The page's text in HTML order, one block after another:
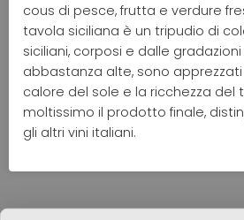
cous di pesce, frutta e verdure
tavola siciliana è un tripudio di
siciliani, corposi e dalle
abbastanza alte, sono
calore del sole e la ricchezza del
moltissimo il prodotto finale,
gli altri vini italiani.